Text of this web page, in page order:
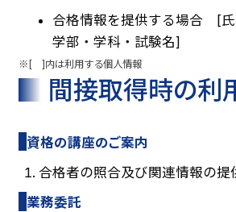
合格情報を提供する場合 [氏
学部・学科・試験名]
※[ ]内は利用する個人情報
間接取得時の利
資格の講座のご案内
合格者の照合及び関連情報の提
業務委託